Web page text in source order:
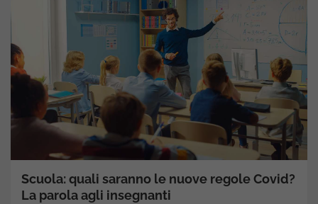
Scuola: quali saranno le nuove regole Covid?
La parola agli insegnanti